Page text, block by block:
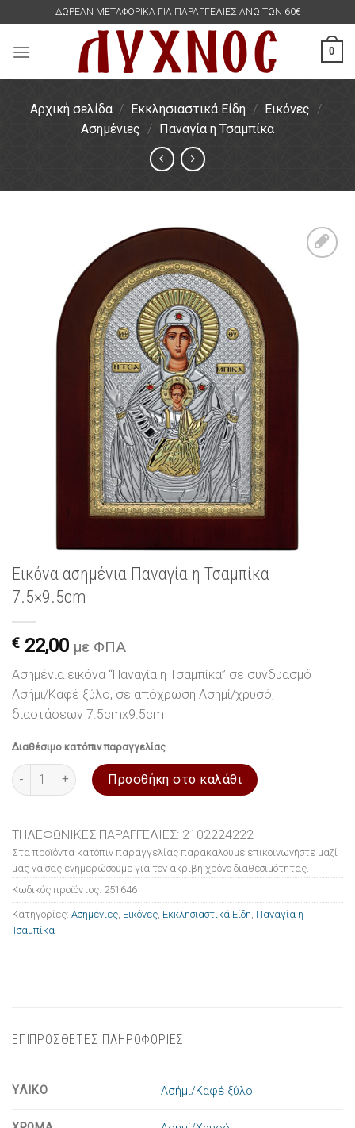
content
ΔΩΡΕΑΝ ΜΕΤΑΦΟΡΙΚΑ ΓΙΑ ΠΑΡΑΓΓΕΛΙΕΣ ΑΝΩ ΤΩΝ 60€
0
Αρχική σελίδα / Εκκλησιαστικά Είδη / Εικόνες /
Ασημένιες / Παναγία η Τσαμπίκα
επιθυμιών
Εικόνα ασημένια Παναγία η Τσαμπίκα
7.5×9.5cm
€ 22,00 με ΦΠΑ
Ασημένια εικόνα “Παναγία η Τσαμπίκα” σε συνδυασμό
Ασήμι/Καφέ ξύλο, σε απόχρωση Ασημί/χρυσό,
διαστάσεων 7.5cmx9.5cm
Διαθέσιμο κατόπιν παραγγελίας
Εικόνα ασημένια Παναγία η Τσαμπίκα 7.5x9.5cm ποσότητα
Προσθήκη στο καλάθι
ΤΗΛΕΦΩΝΙΚΕΣ ΠΑΡΑΓΓΕΛΙΕΣ: 2102224222
Στα προϊόντα κατόπιν παραγγελίας παρακαλούμε επικοινωνήστε μαζί
μας να σας ενημερώσουμε για τον ακριβή χρόνο διαθεσιμότητας.
Κωδικός προϊόντος: 251646
Κατηγορίες: Ασημένιες Εικόνες Εκκλησιαστικά Είδη Παναγία η
Τσαμπίκα
ΕΠΙΠΡΟΣΘΕΤΕΣ ΠΛΗΡΟΦΟΡΙΕΣ
ΥΛΙΚΟ Ασήμι/Καφέ ξύλο